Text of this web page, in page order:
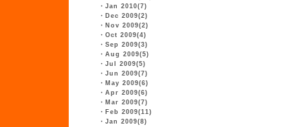
・ Jan 2010(7)
・ Dec 2009(2)
・ Nov 2009(2)
・ Oct 2009(4)
・ Sep 2009(3)
・ Aug 2009(5)
・ Jul 2009(5)
・ Jun 2009(7)
・ May 2009(6)
・ Apr 2009(6)
・ Mar 2009(7)
・ Feb 2009(11)
・ Jan 2009(8)